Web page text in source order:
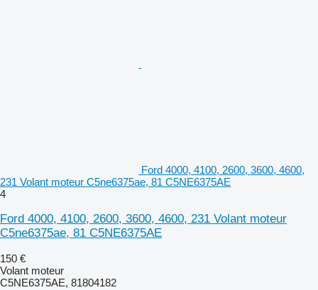
Ford 4000, 4100, 2600, 3600, 4600,
231 Volant moteur C5ne6375ae, 81 C5NE6375AE
4
Ford 4000, 4100, 2600, 3600, 4600, 231 Volant moteur
C5ne6375ae, 81 C5NE6375AE
150 €
Volant moteur
C5NE6375AE, 81804182